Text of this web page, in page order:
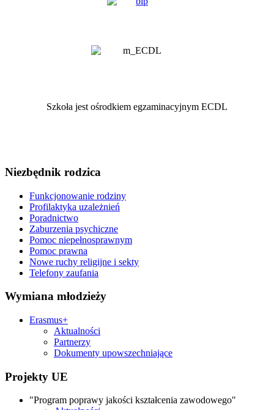
Szkoła jest ośrodkiem egzaminacyjnym ECDL
Niezbędnik rodzica
Funkcjonowanie rodziny
Profilaktyka uzależnień
Poradnictwo
Zaburzenia psychiczne
Pomoc niepełnosprawnym
Pomoc prawna
Nowe ruchy religijne i sekty
Telefony zaufania
Wymiana młodzieży
Erasmus+
Aktualności
Partnerzy
Dokumenty upowszechniające
Projekty UE
"Program poprawy jakości kształcenia zawodowego"